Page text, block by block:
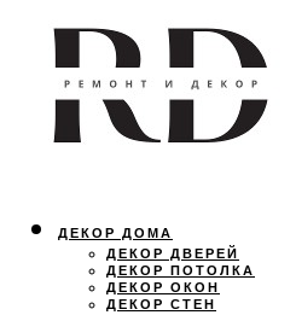
ДЕКОР ДОМА
ДЕКОР ДВЕРЕЙ
ДЕКОР ПОТОЛКА
ДЕКОР ОКОН
ДЕКОР СТЕН